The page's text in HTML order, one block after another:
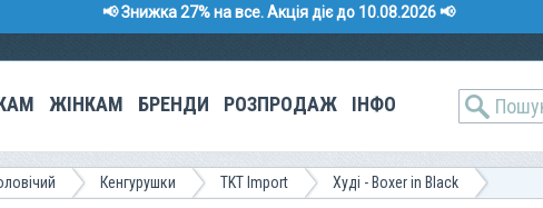
📢 Знижка 27% на все. Акція діє до 10.08.2026 📢
ЖІНКАМ БРЕНДИ РОЗПРОДАЖ ІНФО
Кенгурушки TKT Import Худі - Boxer in Black